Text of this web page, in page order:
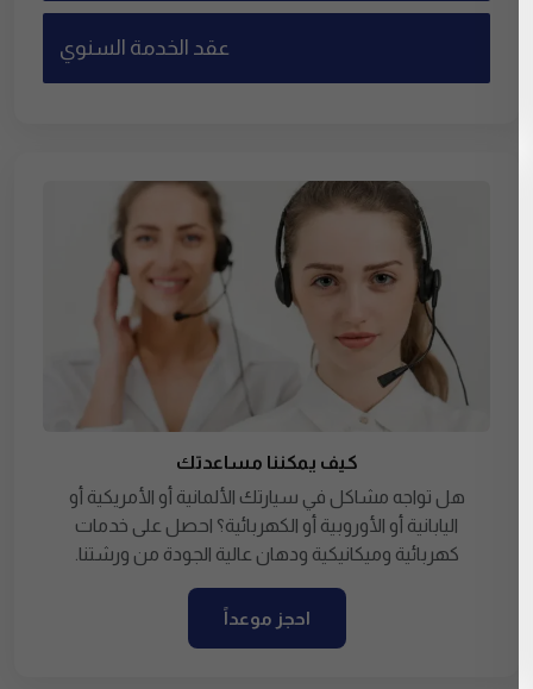
عقد الخدمة السنوي
كيف يمكننا مساعدتك
هل تواجه مشاكل في سيارتك الألمانية أو الأمريكية أو
اليابانية أو الأوروبية أو الكهربائية؟ احصل على خدمات
كهربائية وميكانيكية ودهان عالية الجودة من ورشتنا.
احجز موعداً